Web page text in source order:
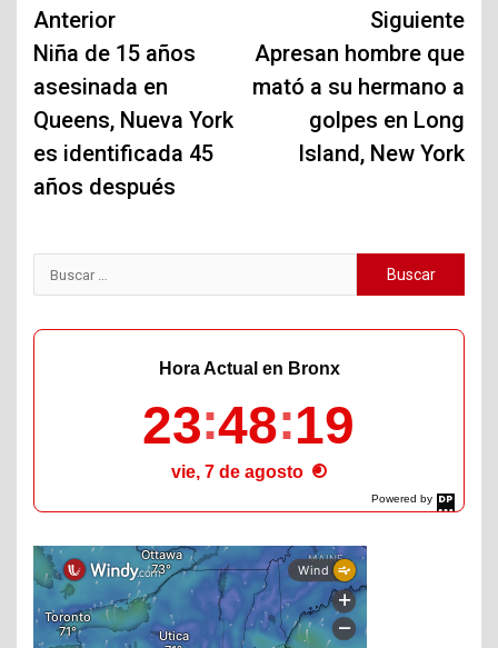
Navegación
de
entradas
Anterior
Niña de 15 años
asesinada en
Queens, Nueva York
es identificada 45
años después
Siguiente
Apresan hombre que
mató a su hermano a
golpes en Long
Island, New York
Buscar:
Powered by
DaysPedia.com
Hora Actual en Bronx
23 48 20
vie, 7 de agosto